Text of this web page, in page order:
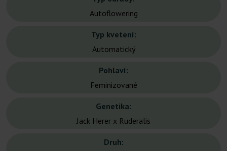
Autoflowering
Typ kvetení:
Automatický
Pohlaví:
Feminizované
Genetika:
Jack Herer x Ruderalis
Druh: